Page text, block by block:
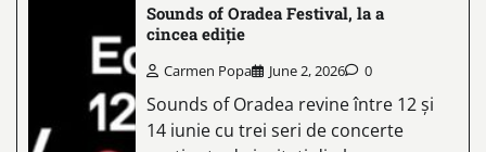
Sounds of Oradea Festival, la a
cincea ediție
Carmen Popa June 2, 2026 0
Sounds of Oradea revine între 12 și
14 iunie cu trei seri de concerte